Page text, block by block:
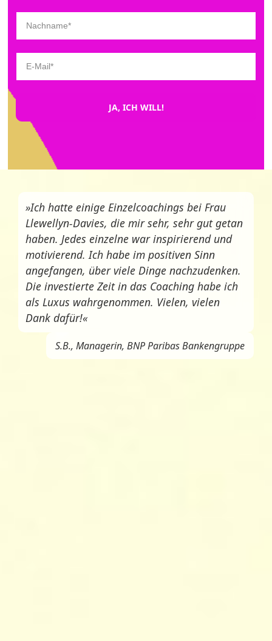
JA, ICH WILL!
»Ich hatte einige Einzelcoachings bei Frau
Llewellyn-Davies, die mir sehr, sehr gut getan
haben. Jedes einzelne war inspirierend und
motivierend. Ich habe im positiven Sinn
angefangen, über viele Dinge nachzudenken.
Die investierte Zeit in das Coaching habe ich
als Luxus wahrgenommen. Vielen, vielen
Dank dafür!«
S.B., Managerin, BNP Paribas Bankengruppe